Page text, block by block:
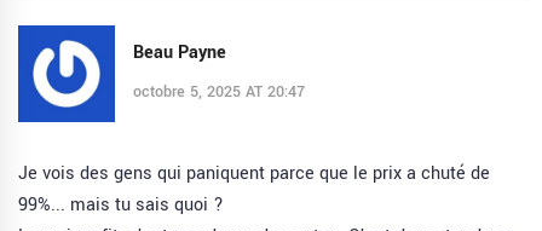
Beau Payne
octobre 5, 2025 AT 20:47
Je vois des gens qui paniquent parce que le prix a chuté de
99%... mais tu sais quoi ?